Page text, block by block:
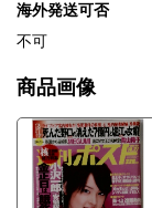
海外発送可否
不可
商品画像